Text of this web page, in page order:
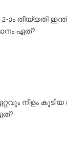
ാം തീയ്യതി
ഏത്‌?
നീളം കൂടിയ